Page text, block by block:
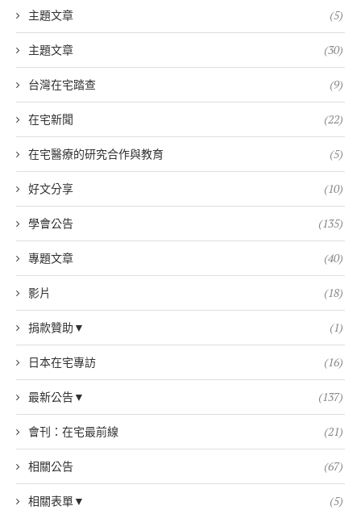
主題文章 (5)
主題文章 (30)
台灣在宅踏查 (9)
在宅新聞 (22)
在宅醫療的研究合作與教育 (5)
好文分享 (10)
學會公告 (135)
專題文章 (40)
影片 (18)
捐款贊助▼ (1)
日本在宅專訪 (16)
最新公告▼ (137)
會刊：在宅最前線 (21)
相關公告 (67)
相關表單▼ (5)